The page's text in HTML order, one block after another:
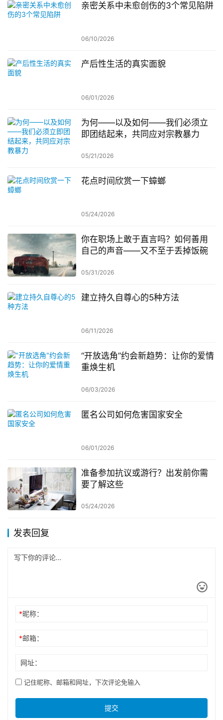
亲密关系中未愈创伤的3个常见陷阱
06/10/2026
产后性生活的真实面貌
06/01/2026
为何——以及如何——我们必须立
即团结起来，共同应对宗教暴力
05/21/2026
花点时间欣赏一下蟑螂
05/24/2026
你在职场上敢于直言吗？如何善用
自己的声音——又不至于丢掉饭碗
05/31/2026
建立持久自尊心的5种方法
06/11/2026
“开放选角”约会新趋势：让你的爱情
重焕生机
06/03/2026
匿名公司如何危害国家安全
06/01/2026
准备参加抗议或游行？出发前你需
要了解这些
05/24/2026
发表回复
*昵称：
*邮箱：
网址：
记住昵称、邮箱和网址，下次评论免输入
提交